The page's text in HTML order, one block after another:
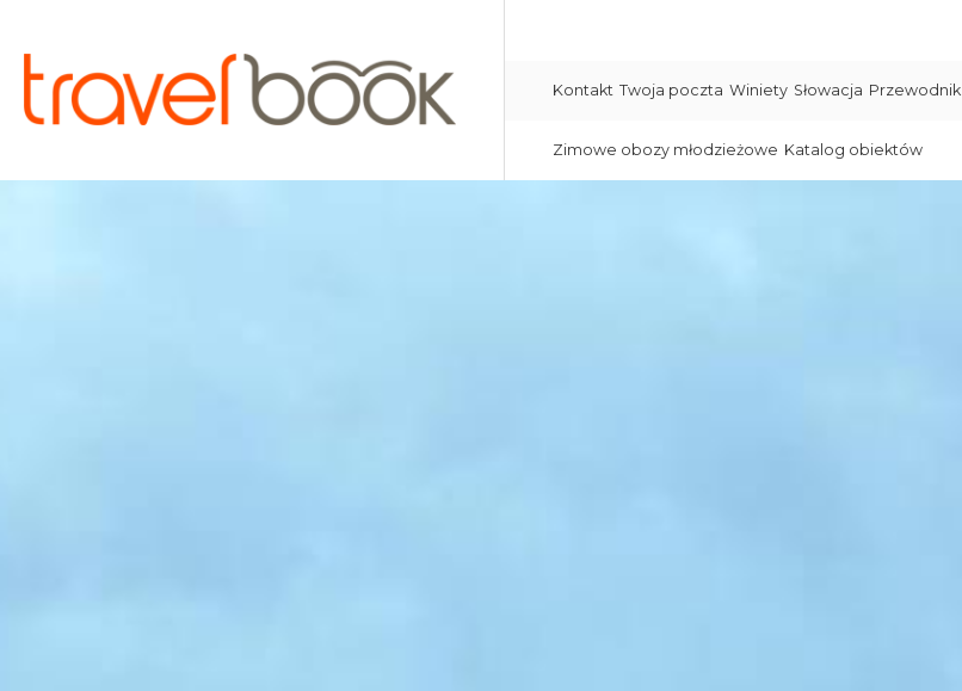
Kontakt Twoja poczta Winiety Słowacja Przewodnik
Zimowe obozy młodzieżowe Katalog obiektów